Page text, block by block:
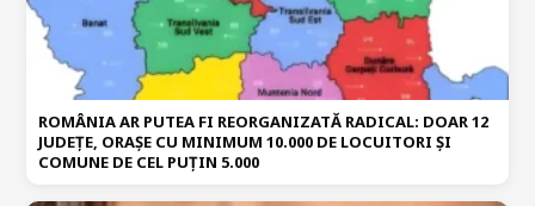
ROMÂNIA AR PUTEA FI REORGANIZATĂ RADICAL: DOAR 12
JUDEȚE, ORAȘE CU MINIMUM 10.000 DE LOCUITORI ȘI
COMUNE DE CEL PUȚIN 5.000